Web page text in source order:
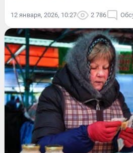
12 января, 2026, 10:27 2 786